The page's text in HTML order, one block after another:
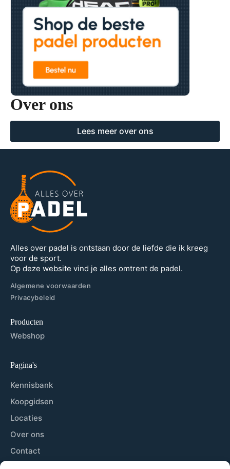
Over ons
Lees meer over ons
Alles over padel is ontstaan door de liefde die ik kreeg
voor de sport.
Op deze website vind je alles omtrent de padel.
Algemene voorwaarden
Privacybeleid
Producten
Webshop
Pagina's
Kennisbank
Koopgidsen
Locaties
Over ons
Contact